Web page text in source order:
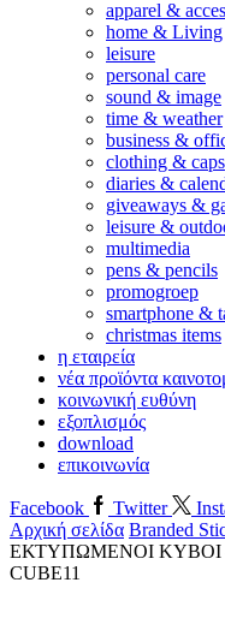
apparel &
home & Living
leisure
personal care
sound & image
time & weather
business &
clothing & caps
diaries &
giveaways &
leisure &
multimedia
pens & pencils
promogroep
smartphone &
christmas items
η εταιρεία
νέα προϊόντα
κοινωνική ευθύνη
εξοπλισμός
download
επικοινωνία
Facebook Twitter
Αρχική σελίδα Branded
ΕΚΤΥΠΩΜΕΝΟΙ ΚΥΒΟΙ –
CUBE11